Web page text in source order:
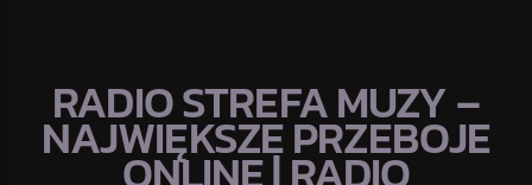
RADIO STREFA MUZY –
NAJWIĘKSZE PRZEBOJE